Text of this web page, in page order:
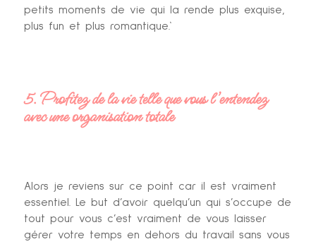
petits moments de vie qui la rende plus exquise,
plus fun et plus romantique.`
5. Profitez de la vie telle que vous l’entendez
avec une organisation totale
Alors je reviens sur ce point car il est vraiment
essentiel. Le but d’avoir quelqu’un qui s’occupe de
tout pour vous c’est vraiment de vous laisser
gérer votre temps en dehors du travail sans vous